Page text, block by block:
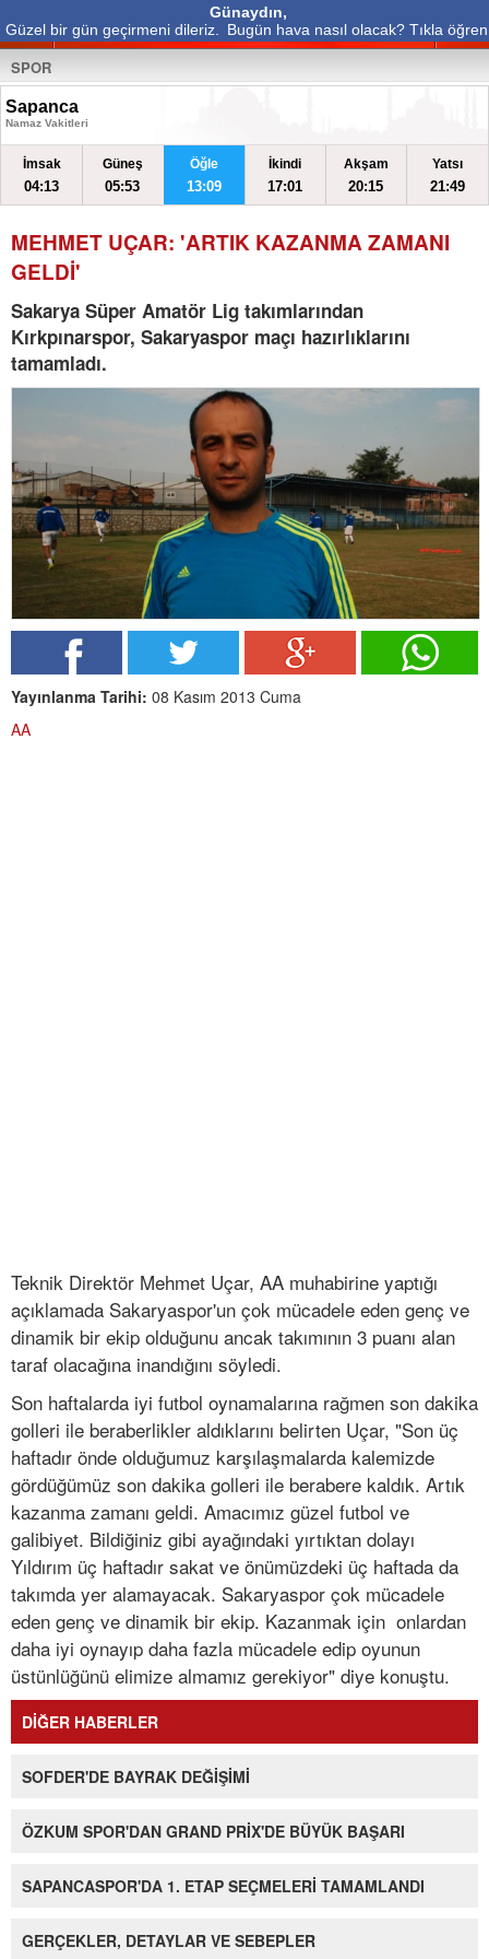
Günaydın,
Güzel bir gün geçirmeni dileriz.
Bugün hava nasıl olacak? Tıkla öğren
SPOR
Sapanca
Namaz Vakitleri
İmsak
04:13
Güneş
05:53
Öğle
13:09
İkindi
17:01
Akşam
20:15
Yatsı
21:49
MEHMET UÇAR: 'ARTIK KAZANMA ZAMANI
GELDİ'
Sakarya Süper Amatör Lig takımlarından
Kırkpınarspor, Sakaryaspor maçı hazırlıklarını
tamamladı.
Yayınlanma Tarihi: 08 Kasım 2013 Cuma
AA
Teknik Direktör Mehmet Uçar, AA muhabirine yaptığı
açıklamada Sakaryaspor'un çok mücadele eden genç ve
dinamik bir ekip olduğunu ancak takımının 3 puanı alan
taraf olacağına inandığını söyledi.
Son haftalarda iyi futbol oynamalarına rağmen son dakika
golleri ile beraberlikler aldıklarını belirten Uçar, "Son üç
haftadır önde olduğumuz karşılaşmalarda kalemizde
gördüğümüz son dakika golleri ile berabere kaldık. Artık
kazanma zamanı geldi. Amacımız güzel futbol ve
galibiyet. Bildiğiniz gibi ayağındaki yırtıktan dolayı
Yıldırım üç haftadır sakat ve önümüzdeki üç haftada da
takımda yer alamayacak. Sakaryaspor çok mücadele
eden genç ve dinamik bir ekip. Kazanmak için onlardan
daha iyi oynayıp daha fazla mücadele edip oyunun
üstünlüğünü elimize almamız gerekiyor" diye konuştu.
DİĞER HABERLER
SOFDER'DE BAYRAK DEĞİŞİMİ
ÖZKUM SPOR'DAN GRAND PRİX'DE BÜYÜK BAŞARI
SAPANCASPOR'DA 1. ETAP SEÇMELERİ TAMAMLANDI
GERÇEKLER, DETAYLAR VE SEBEPLER